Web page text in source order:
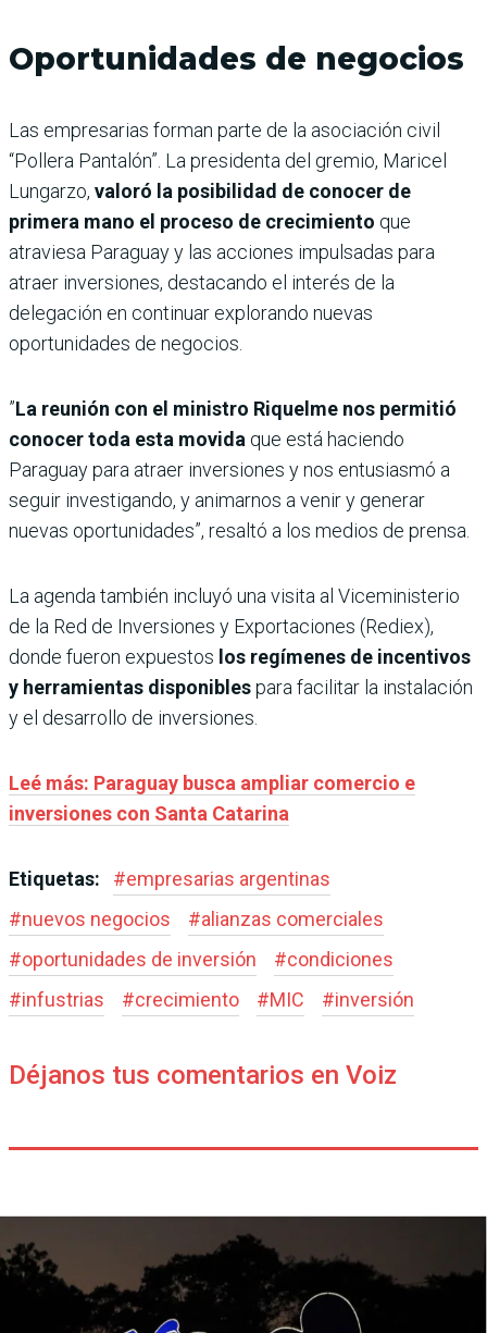
Oportunidades de negocios
Las empresarias forman parte de la asociación civil
“Pollera Pantalón”. La presidenta del gremio, Maricel
Lungarzo, valoró la posibilidad de conocer de
primera mano el proceso de crecimiento que
atraviesa Paraguay y las acciones impulsadas para
atraer inversiones, destacando el interés de la
delegación en continuar explorando nuevas
oportunidades de negocios.
”La reunión con el ministro Riquelme nos permitió
conocer toda esta movida que está haciendo
Paraguay para atraer inversiones y nos entusiasmó a
seguir investigando, y animarnos a venir y generar
nuevas oportunidades”, resaltó a los medios de prensa.
La agenda también incluyó una visita al Viceministerio
de la Red de Inversiones y Exportaciones (Rediex),
donde fueron expuestos los regímenes de incentivos
y herramientas disponiblespara facilitar la instalación
y el desarrollo de inversiones.
Leé más: Paraguay busca ampliar comercio e
inversiones con Santa Catarina
Etiquetas: #empresarias argentinas
#nuevos negocios #alianzas comerciales
#oportunidades de inversión #condiciones
#infustrias #crecimiento #MIC #inversión
Déjanos tus comentarios en Voiz